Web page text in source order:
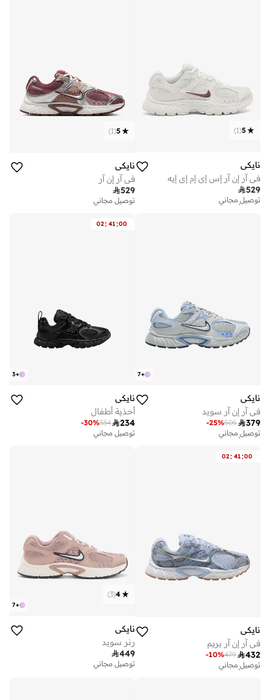
5
(
1
)
نايكي
في آر إن آر إس إي إم إي إيه
529
توصيل مجاني
تم بيع أكثر من 20 مؤخرا
5
(
1
)
نايكي
في آر إن آر
529
توصيل مجاني
+
7
نايكي
في آر إن آر سويد
379
505
-25%
توصيل مجاني
تم بيع أكثر من 30 مؤخرا
تم بيع أكثر من 30 مؤخرا
02: 41:00
+
3
نايكي
أحذية أطفال
234
334
-30%
توصيل مجاني
02: 41:00
نايكي
في آر إن آر بريم
432
479
-10%
توصيل مجاني
تم بيع أكثر من 10 مؤخرا
+
7
4
(
3
)
نايكي
رنر سويد
449
توصيل مجاني